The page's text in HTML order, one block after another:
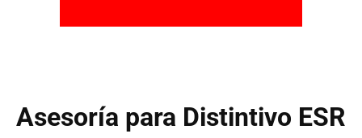
Asesoría para Distintivo ESR